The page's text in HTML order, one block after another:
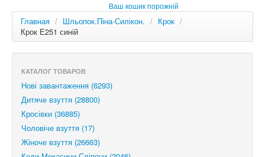
РОС
Ваш кошик порожній
Главная / Шльопок.Піна-Силікон. / Крок /
Крок Е251 синій
КАТАЛОГ ТОВАРОВ
Нові завантаження (6293)
Дитяче взуття (28800)
Кросівки (36885)
Чоловіче взуття (17)
Жіноче взуття (26663)